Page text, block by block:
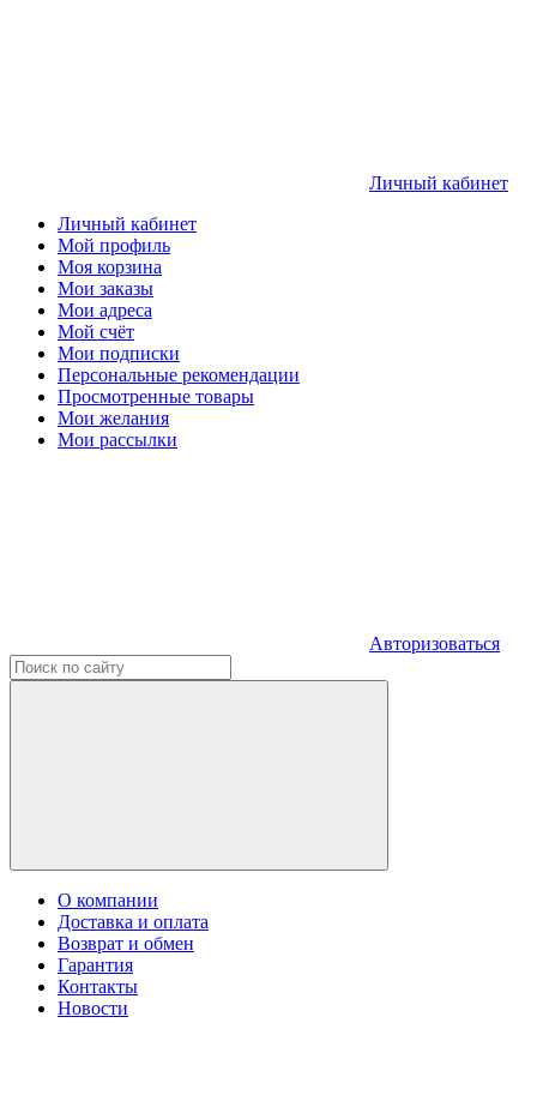
Личный кабинет
Личный кабинет
Мой профиль
Моя корзина
Мои заказы
Мои адреса
Мой счёт
Мои подписки
Персональные рекомендации
Просмотренные товары
Мои желания
Мои рассылки
Авторизоваться
О компании
Доставка и оплата
Возврат и обмен
Гарантия
Контакты
Новости